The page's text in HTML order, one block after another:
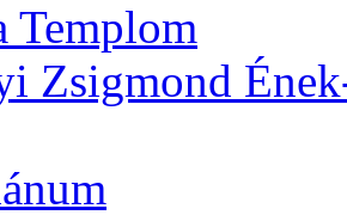
Templom
Zsigmond